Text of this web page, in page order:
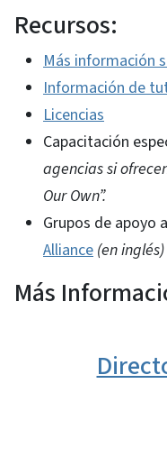
Recursos:
Más información
Información de
Licencias
Capacitación
agencias si
Our Own”.
Grupos de apoyo
Alliance (en inglés)
Más